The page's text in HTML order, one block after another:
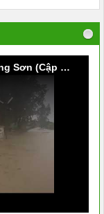
Tình hình mưa lũ lụt tại Giáo xứ Dương Sơn (Cập nhật vào lúc 9g30 ngày 09/10/2020)